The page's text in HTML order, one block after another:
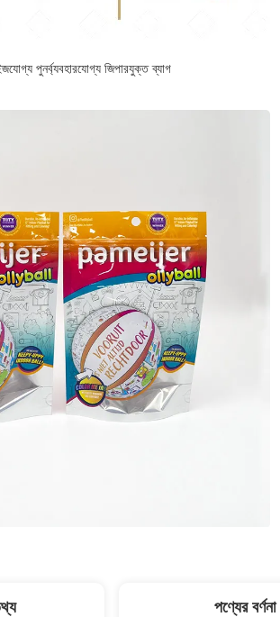
পুনর্ব্যবহারযোগ্য জিপারযুক্ত ব্যাগ
পণ্যের বর্ণনা